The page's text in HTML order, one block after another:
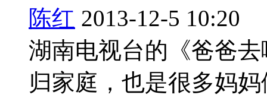
陈红 2013-12-5 10:20
湖南电视台的《爸爸
归家庭，也是很多妈